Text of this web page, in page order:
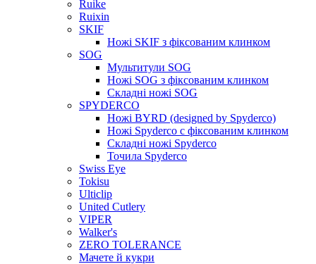
Ruike
Ruixin
SKIF
Ножі SKIF з фіксованим клинком
SOG
Мультитули SOG
Ножі SOG з фіксованим клинком
Складні ножі SOG
SPYDERCO
Ножі BYRD (designed by Spyderco)
Ножі Spyderco c фіксованим клинком
Складні ножі Spyderco
Точила Spyderco
Swiss Eye
Tokisu
Ulticlip
United Cutlery
VIPER
Walker's
ZERO TOLERANCE
Мачете й кукри